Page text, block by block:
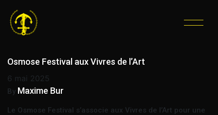
ÉTIQUETTE :
AFTERWORK
Osmose Festival aux Vivres de l’Art
6 mai 2025
By Maxime Bur
Le Osmose Festival s’associe aux Vivres de l’Art pour une